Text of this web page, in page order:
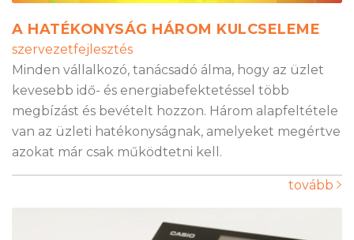
A HATÉKONYSÁG HÁROM KULCSELEME
szervezetfejlesztés
Minden vállalkozó, tanácsadó álma, hogy az üzlet
kevesebb idő- és energiabefektetéssel több
megbízást és bevételt hozzon. Három alapfeltétele
van az üzleti hatékonyságnak, amelyeket megértve
azokat már csak működtetni kell.
tovább